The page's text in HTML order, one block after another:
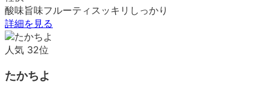
酸味旨味フルーティ スッキリ しっかり
詳細を見る
人気 32位
たかちよ